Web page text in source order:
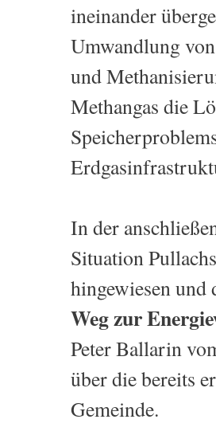
ineinander
Umwandlung
und
Methangas die
In der
Situation
hingewiesen
Weg zur
Peter Ballarin
über die bereits
Gemeinde.